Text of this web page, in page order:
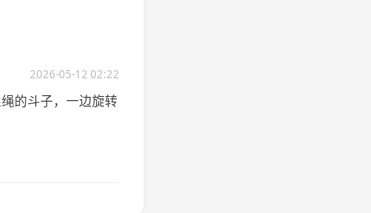
2026-05-12 02:22
的斗子，一边旋转